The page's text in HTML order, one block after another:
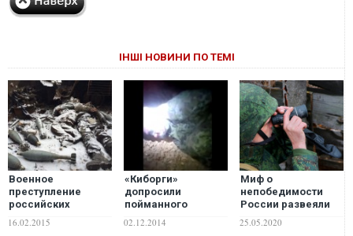
ІНШІ НОВИНИ ПО ТЕМІ
Военное
преступление
российских
Донецком
16.02.2015
«Киборги»
допросили
пойманного
18+
02.12.2014
Миф о
непобедимости
России развеяли
операции – от
25.05.2020